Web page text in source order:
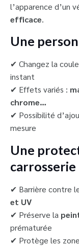
l’apparence d’un
efficace.
Une
✔ Changez la
instant
✔ Effets variés :
chrome…
✔ Possibilité
mesure
Une
carrosserie
✔ Barrière contre
et UV
✔ Préserve la
prématurée
✔ Protège les